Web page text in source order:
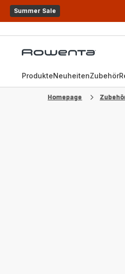
Summer Sale
Rowenta
ProdukteNeuheitenZubehör
Homepage